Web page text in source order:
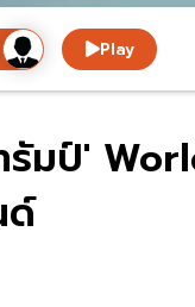
Play
มป์'
ด์